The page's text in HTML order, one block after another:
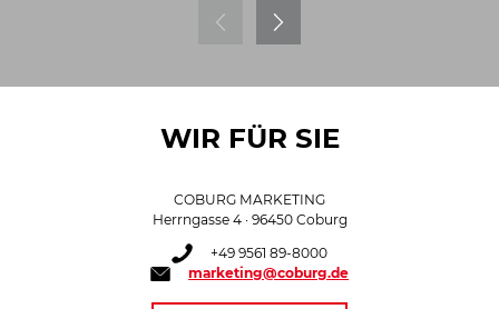
WIR FÜR SIE
COBURG MARKETING
Herrngasse 4 · 96450 Coburg
+49 9561 89-8000
marketing@coburg.de